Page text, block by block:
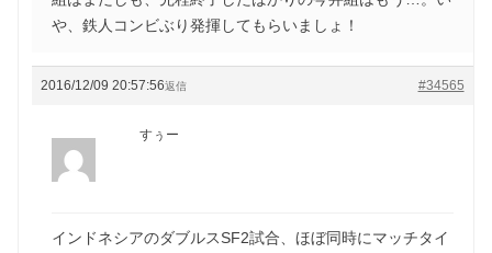
や、鉄人コンビぶり発揮してもらいましょ！
2016/12/09 20:57:56 #34565
返信
すぅー
インドネシアのダブルスSF2試合、ほぼ同時にマッチタイ